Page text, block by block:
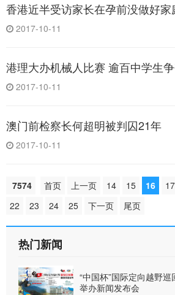
香港近半受访家长在孕前没做好
2017-10-11
港理大办机械人比赛 逾百中学生争
2017-10-11
澳门前检察长何超明被判囚21年
2017-10-11
7574 首页 上一页 14 15 16 17
22
23 24 25 下一页 尾页
热门新闻
“中国杯”国际定向越野
举办新闻发布会